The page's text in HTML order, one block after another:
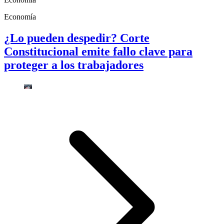
Economía
¿Lo pueden despedir? Corte
Constitucional emite fallo clave para
proteger a los trabajadores